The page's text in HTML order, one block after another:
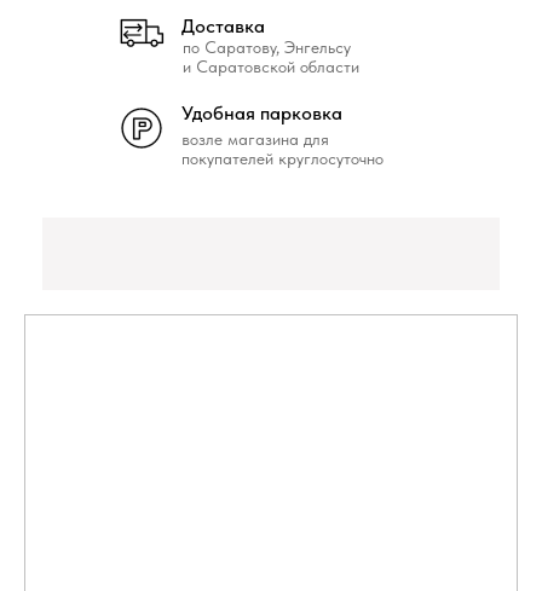
возле магазина для
покупателей круглосуточно
Удобная парковка
по Саратову, Энгельсу
и Саратовской области
Доставка